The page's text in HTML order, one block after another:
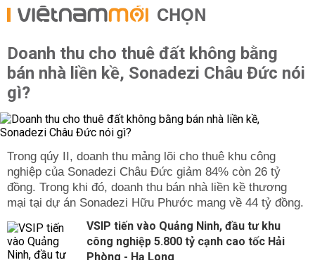
CHỌN
Doanh thu cho thuê đất không bằng
bán nhà liền kề, Sonadezi Châu Đức nói
gì?
Trong qúy II, doanh thu mảng lõi cho thuê khu công
nghiệp của Sonadezi Châu Đức giảm 84% còn 26 tỷ
đồng. Trong khi đó, doanh thu bán nhà liền kề thương
mại tại dự án Sonadezi Hữu Phước mang về 44 tỷ đồng.
VSIP tiến vào Quảng Ninh, đầu tư khu
công nghiệp 5.800 tỷ cạnh cao tốc Hải
Phòng - Hạ Long